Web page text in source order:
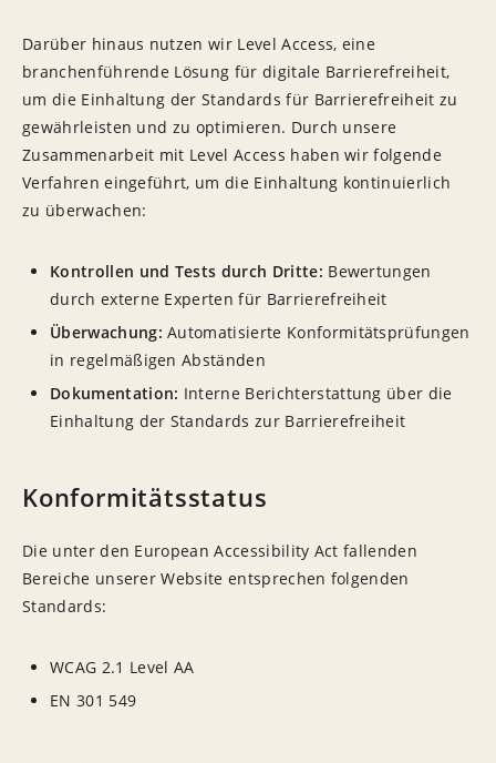
Darüber hinaus nutzen wir Level Access, eine
branchenführende Lösung für digitale Barrierefreiheit,
um die Einhaltung der Standards für Barrierefreiheit zu
gewährleisten und zu optimieren. Durch unsere
Zusammenarbeit mit Level Access haben wir folgende
Verfahren eingeführt, um die Einhaltung kontinuierlich
zu überwachen:
Kontrollen und Tests durch Dritte: Bewertungen
durch externe Experten für Barrierefreiheit
Überwachung: Automatisierte Konformitätsprüfungen
in regelmäßigen Abständen
Dokumentation: Interne Berichterstattung über die
Einhaltung der Standards zur Barrierefreiheit
Konformitätsstatus
Die unter den European Accessibility Act fallenden
Bereiche unserer Website entsprechen folgenden
Standards:
WCAG 2.1 Level AA
EN 301 549